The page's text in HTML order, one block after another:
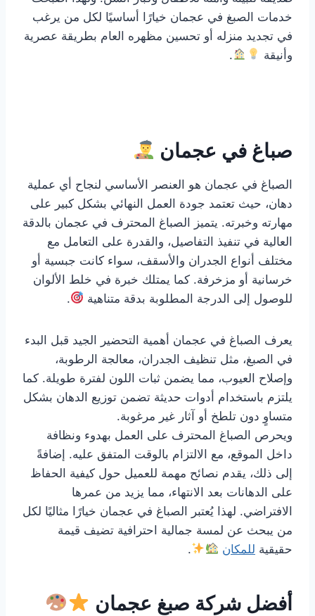
خدمات الصبغ في عجمان خيارًا أساسيًا لكل من يرغب
في تجديد منزله أو تحسين مظهره العام بطريقة عصرية
وأنيقة
.
صباغ في عجمان
الصباغ في عجمان هو العنصر الأساسي لنجاح أي عملية
دهان، حيث تعتمد جودة العمل النهائي بشكل كبير على
مهارته وخبرته. يتميز الصباغ المحترف في عجمان بالدقة
العالية في تنفيذ التفاصيل، والقدرة على التعامل مع
مختلف أنواع الجدران والأسقف، سواء كانت جبسية أو
خرسانية أو مزخرفة. كما يمتلك خبرة في خلط الألوان
للوصول إلى الدرجة المطلوبة بدقة متناهية
.
يعرف الصباغ في عجمان أهمية التحضير الجيد قبل البدء
في الصبغ، مثل تنظيف الجدران، معالجة الرطوبة،
وإصلاح العيوب، مما يضمن ثبات اللون لفترة طويلة. كما
يلتزم باستخدام أدوات حديثة تضمن توزيع الدهان بشكل
متساوٍ دون تلطخ أو آثار غير مرغوبة.
ويحرص الصباغ المحترف على العمل بهدوء ونظافة
داخل الموقع، مع الالتزام بالوقت المتفق عليه. إضافةً
إلى ذلك، يقدم نصائح مهمة للعميل حول كيفية الحفاظ
على الدهانات بعد الانتهاء، مما يزيد من عمرها
الافتراضي. لهذا يُعتبر الصباغ في عجمان خيارًا مثاليًا لكل
من يبحث عن لمسة جمالية احترافية تضيف قيمة
حقيقية للمكان .
أفضل شركة صبغ عجمان